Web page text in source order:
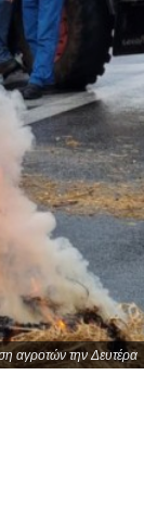
αγροτών την Δευτέρα